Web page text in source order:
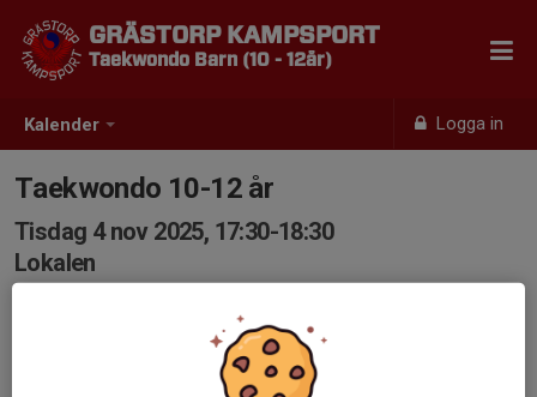
Kalender Logga in
GRÄSTORP KAMPSPORT
Taekwondo Barn (10 - 12år)
Taekwondo 10-12 år
Tisdag 4 nov 2025, 17:30-18:30
Lokalen